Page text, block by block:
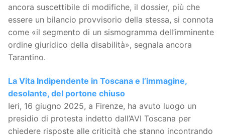
ancora suscettibile di modifiche, il dossier, più che
essere un bilancio provvisorio della stessa, si connota
come «il segmento di un sismogramma dell’imminente
ordine giuridico della disabilità», segnala ancora
Tarantino.
La Vita Indipendente in Toscana e l’immagine,
desolante, del portone chiuso
Ieri, 16 giugno 2025, a Firenze, ha avuto luogo un
presidio di protesta indetto dall’AVI Toscana per
chiedere risposte alle criticità che stanno incontrando